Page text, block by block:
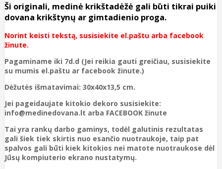
Ši originali, medinė krikštadėžė gali būti tikrai puiki
dovana krikštynų ar gimtadienio proga.
Norint keisti tekstą, susisiekite el.paštu arba facebook
žinute.
Pagaminame iki 7d.d (Jei reikia gauti greičiau, susisiekite
su mumis el.paštu ar facebook žinute.)
Dėžutės išmatavimai: 30x40x13,5 cm.
Jei pageidaujate kitokio dekoro susisiekite:
info@medinedovana.lt arba FACEBOOK žinute
Tai yra rankų darbo gaminys, todėl galutinis rezultatas
gali šiek tiek skirtis nuo esančio nuotraukoje, taip pat
spalvos gali būti kiek kitokios nei matote nuotraukose dėl
Jūsų kompiuterio ekrano nustatymų.